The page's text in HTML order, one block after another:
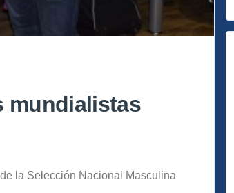
mundialistas
la Selección Nacional Masculina